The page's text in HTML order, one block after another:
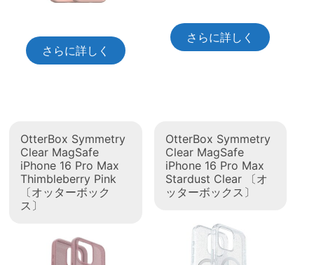
さらに詳しく
さらに詳しく
OtterBox Symmetry
Clear MagSafe
iPhone 16 Pro Max
Thimbleberry Pink
〔オッターボック
ス〕
OtterBox Symmetry
Clear MagSafe
iPhone 16 Pro Max
Stardust Clear 〔オ
ッターボックス〕